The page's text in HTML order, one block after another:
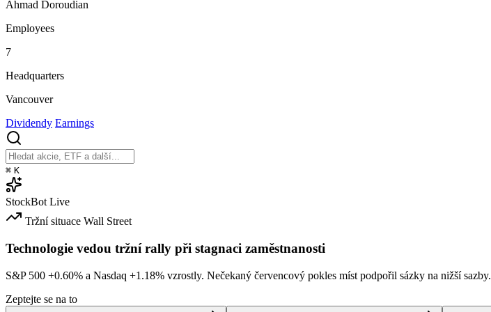
Ahmad Doroudian
Employees
7
Headquarters
Vancouver
Dividendy Earnings
⌘ K
StockBot Live
Tržní situace Wall Street
Technologie vedou tržní rally při stagnaci zaměstnanosti
S&P 500 +0.60% a Nasdaq +1.18% vzrostly. Nečekaný červencový pokles míst podpořil sázky na nižší sazby.
Zeptejte se na to